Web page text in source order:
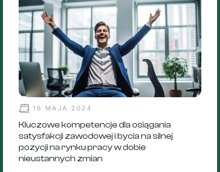
16 MAJA 2024
Kluczowe kompetencje dla osiągania
satysfakcji zawodowej i bycia na silnej
pozycji na rynku pracy w dobie
nieustannych zmian